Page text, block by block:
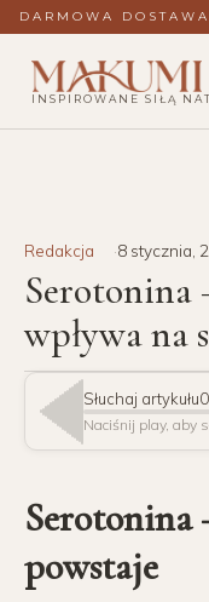
DARMOWA
INSPIROWANE SIŁĄ
Redakcja 8 stycznia,
Serotonina
wpływa na
Słuchaj artykułu
Naciśnij play, aby
Serotonina
powstaje